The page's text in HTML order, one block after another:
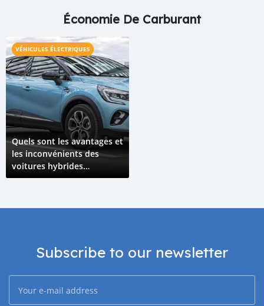
Économie De Carburant
VÉHICULES ÉLECTRIQUES
Quels sont les avantages et
les inconvénients des
voitures hybrides
rechargeables par rapport
Subscribe to our newsletter